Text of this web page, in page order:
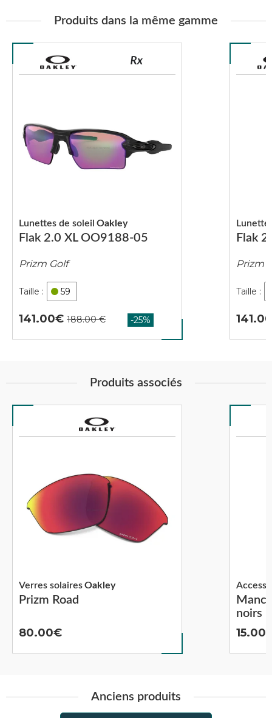
Produits dans la même gamme
Flak 2.0 XL OO9188-05
Lunettes de soleil Oakley
Prizm Golf
59
141.00
Flak
Prizm
Produits associés
Prizm Road
Verres solairesOakley
80.00
noirs
15.00
Anciens produits